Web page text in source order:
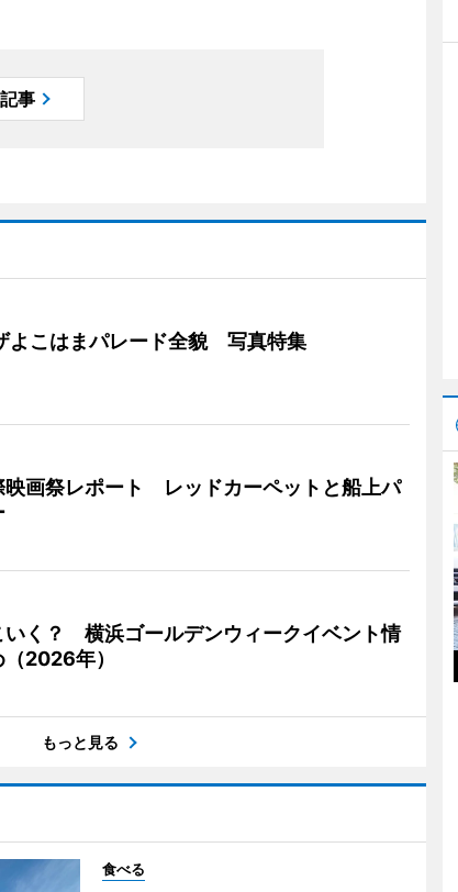
事
よこはまパレード全貌 写真特集
映画祭レポート レッドカーペットと船上パ
いく？ 横浜ゴールデンウィークイベント情
2026年）
もっと見る
食べる